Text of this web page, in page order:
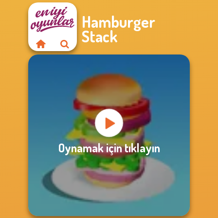
Hamburger
Stack
Oynamak için tıklayın